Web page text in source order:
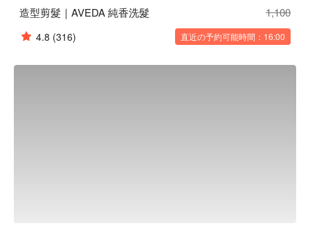
造型剪髮｜AVEDA 純香洗髮
1,100
4.8 (316) 直近の予約可能時間：16:00